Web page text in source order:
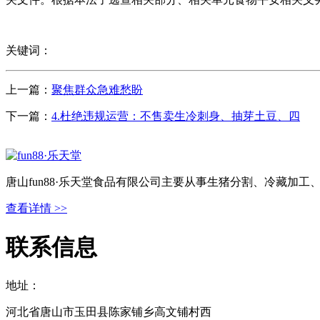
关键词：
上一篇： 聚焦群众急难愁盼
下一篇： 4.杜绝违规运营：不售卖生冷刺身、抽芽土豆、四
唐山fun88·乐天堂食品有限公司主要从事生猪分割、冷藏加
查看详情 >>
联系信息
地址：
河北省唐山市玉田县陈家铺乡高文铺村西